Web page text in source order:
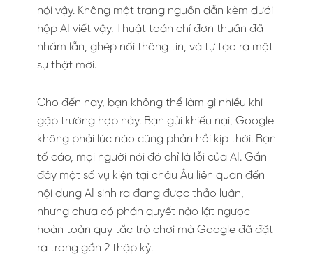
nói vậy. Không một trang nguồn dẫn kèm dưới
hộp AI viết vậy. Thuật toán chỉ đơn thuần đã
nhầm lẫn, ghép nối thông tin, và tự tạo ra một
sự thật mới.
Cho đến nay, bạn không thể làm gì nhiều khi
gặp trường hợp này. Bạn gửi khiếu nại, Google
không phải lúc nào cũng phản hồi kịp thời. Bạn
tố cáo, mọi người nói đó chỉ là lỗi của AI. Gần
đây một số vụ kiện tại châu Âu liên quan đến
nội dung AI sinh ra đang được thảo luận,
nhưng chưa có phán quyết nào lật ngược
hoàn toàn quy tắc trò chơi mà Google đã đặt
ra trong gần 2 thập kỷ.